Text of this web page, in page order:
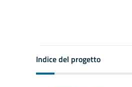
Indice del progetto